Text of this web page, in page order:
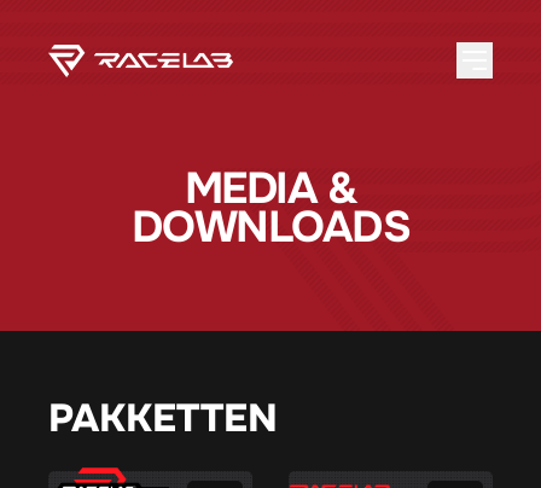
MEDIA &
DOWNLOADS
PAKKETTEN